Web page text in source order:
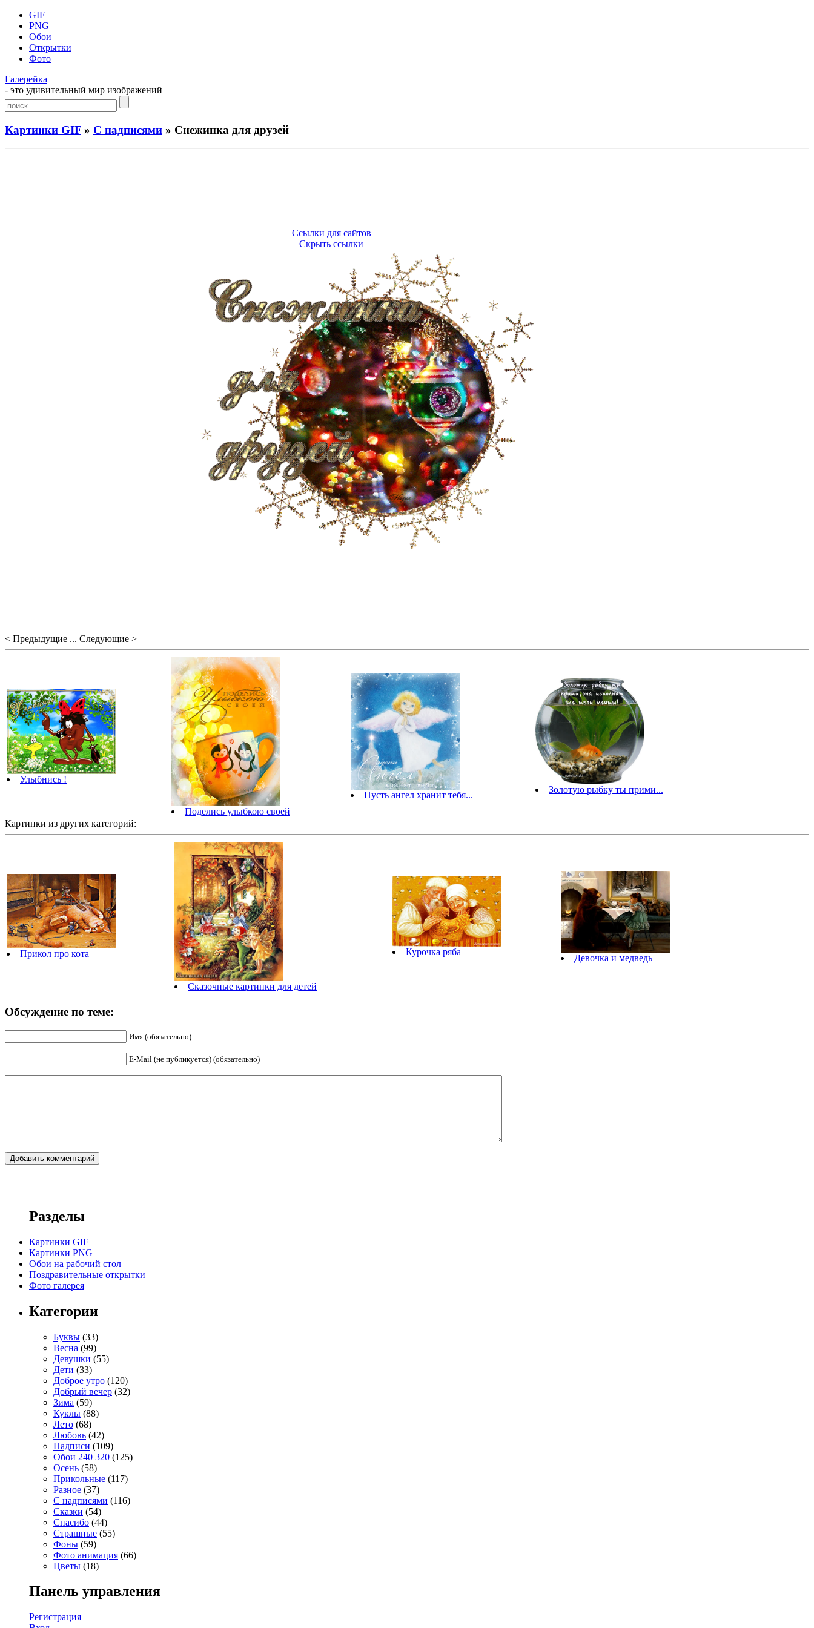
GIF
PNG
Обои
Открытки
Фото
Галерейка
- это удивительный мир изображений
Картинки GIF » С надписями » Снежинка для друзей
Ссылки для сайтов
Скрыть ссылки
< Предыдущие ... Следующие >
Улыбнись !
Поделись улыбкою своей
Пусть ангел хранит тебя...
Золотую рыбку ты прими...
Картинки из других категорий:
Прикол про кота
Сказочные картинки для детей
Курочка ряба
Девочка и медведь
Обсуждение по теме:
Имя (обязательно)
E-Mail (не публикуется) (обязательно)
Разделы
Картинки GIF
Картинки PNG
Обои на рабочий стол
Поздравительные открытки
Фото галерея
Категории
Буквы (33)
Весна (99)
Девушки (55)
Дети (33)
Доброе утро (120)
Добрый вечер (32)
Зима (59)
Куклы (88)
Лето (68)
Любовь (42)
Надписи (109)
Обои 240 320 (125)
Осень (58)
Прикольные (117)
Разное (37)
С надписями (116)
Сказки (54)
Спасибо (44)
Страшные (55)
Фоны (59)
Фото анимация (66)
Цветы (18)
Панель управления
Регистрация